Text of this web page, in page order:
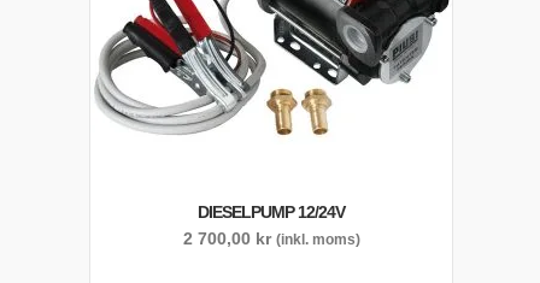
DIESELPUMP 12/24V
2 700,00 kr (inkl. moms)